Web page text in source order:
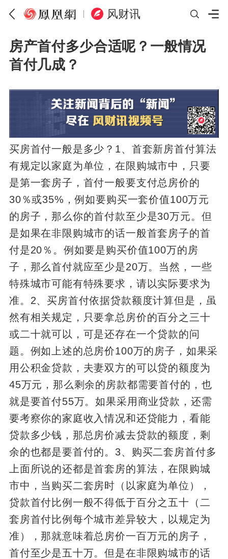
风财讯
房产首付多少合适呢？一般情况
首付几成？
买房首付一般是多少？1、首套新房首付算法
有规定以家庭为单位，在限购城市中，只要
是第一套房子，首付一般要支付总房价的
30％或35%，例如要购买一套价值100万元
的房子，那么你的首付款至少是30万元。但
是如果在非限购城市的话一般首套房子的首
付是20％。例如要是购买价值100万的房
子，那么首付就应至少是20万。当然，一些
特殊城市可能有特殊要求，请以实际要求为
准。2、买房首付依据贷款额度计算但是，虽
然有相关规定，只要拿总房价的百分之三十
或二十就可以，可是还存在一个贷款的问
题。例如上述的总房价100万的房子，如果采
用公积金贷款，夫妻双方的可以贷的额度为
45万元，那么剩余的房款都需要首付的，也
就是要首付55万。如果采用商业贷款，还需
要考察你的家庭收入情况和还贷能力，看能
贷款多少钱，那总房价减去贷款的额度，剩
余的也都是要首付的。3、购买二套房首付多
上面所说的还都是首套房的算法，在限购城
市中，当购买二套房时（以家庭为单位），
贷款首付比例一般不得低于百分之五十（二
套房首付比例每个城市差异较大，以规定为
准），那就意味着总房价一百万元的房子，
首付至少是五十万。但是在非限购城市的话